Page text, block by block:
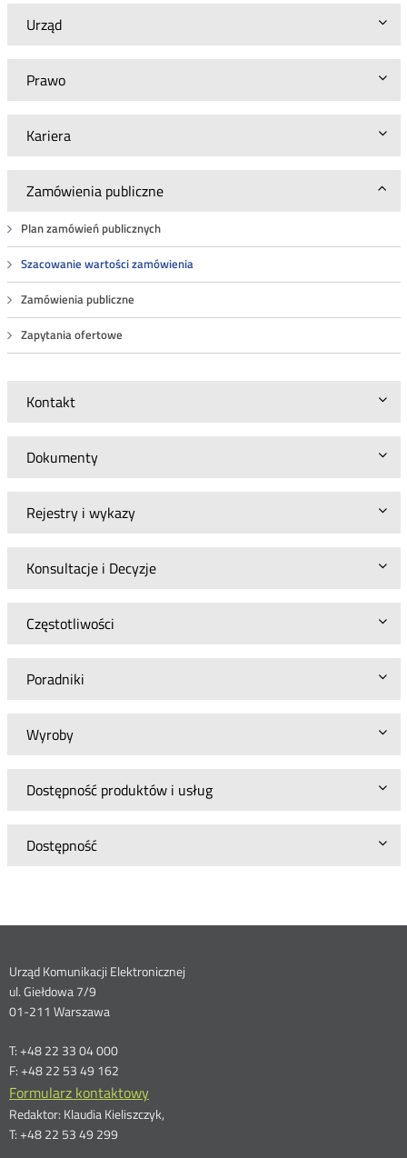
Urząd
Prawo
Kariera
Zamówienia publiczne
Plan zamówień publicznych
Szacowanie wartości zamówienia
Zamówienia publiczne
Zapytania ofertowe
Kontakt
Dokumenty
Rejestry i wykazy
Konsultacje i Decyzje
Częstotliwości
Poradniki
Wyroby
Dostępność produktów i usług
Dostępność
ustalenia
szacunkowej
BA.WZP.26.6.1.2026
Dane
kontaktowe
Urząd Komunikacji Elektronicznej
ul. Giełdowa 7/9
01-211 Warszawa
T: +48 22 33 04 000
F: +48 22 53 49 162
Formularz kontaktowy
Redaktor: Klaudia Kieliszczyk,
T: +48 22 53 49 299